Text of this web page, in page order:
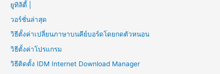
ยูทิลิตี้ |
วอร์ชั่นล่าสุด
วิธีตั้งค่าเปลี่ยนภาษาบนคีย์บอร์ดโดยกดตัวหนอน
วิธีตั้งค่าโปรแกรม
วิธีติดตั้ง IDM Internet Download Manager